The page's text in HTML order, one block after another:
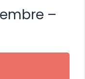
–